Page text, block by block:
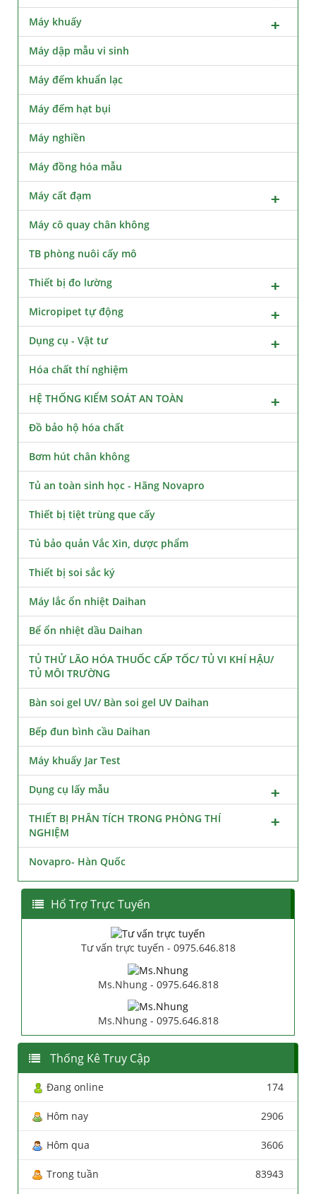
Máy khuấy
Máy dập mẫu vi sinh
Máy đếm khuẩn lạc
Máy đếm hạt bụi
Máy nghiền
Máy đồng hóa mẫu
Máy cất đạm
Máy cô quay chân không
TB phòng nuôi cấy mô
Thiết bị đo lường
Micropipet tự động
Dụng cụ - Vật tư
Hóa chất thí nghiệm
HỆ THỐNG KIỂM SOÁT AN TOÀN
Đồ bảo hộ hóa chất
Bơm hút chân không
Tủ an toàn sinh học - Hãng Novapro
Thiết bị tiệt trùng que cấy
Tủ bảo quản Vắc Xin, dược phẩm
Thiết bị soi sắc ký
Máy lắc ổn nhiệt Daihan
Bể ổn nhiệt dầu Daihan
TỦ THỬ LÃO HÓA THUỐC CẤP TỐC/ TỦ VI KHÍ HẬU/
TỦ MÔI TRƯỜNG
Bàn soi gel UV/ Bàn soi gel UV Daihan
Bếp đun bình cầu Daihan
Máy khuấy Jar Test
Dụng cụ lấy mẫu
THIẾT BỊ PHÂN TÍCH TRONG PHÒNG THÍ
NGHIỆM
Novapro- Hàn Quốc
Hổ Trợ Trực Tuyến
Tư vấn trực tuyến - 0975.646.818
Ms.Nhung - 0975.646.818
Ms.Nhung - 0975.646.818
Thống Kê Truy Cập
Đang online 174
Hôm nay 2906
Hôm qua 3606
Trong tuần 83943